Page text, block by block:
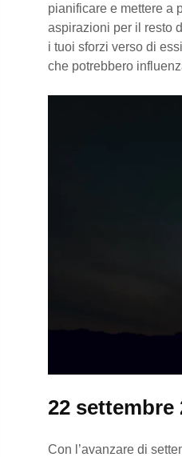
pianificare e mettere a
aspirazioni per il resto
i tuoi sforzi verso di
che potrebbero
22
Con l’avanzare di